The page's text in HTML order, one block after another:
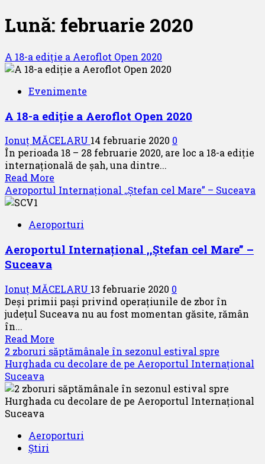
Lună: februarie 2020
A 18-a ediție a Aeroflot Open 2020
Evenimente
A 18-a ediție a Aeroflot Open 2020
Ionuț MĂCELARU 14 februarie 2020 0
În perioada 18 – 28 februarie 2020, are loc a 18-a ediție
internațională de șah, una dintre...
Read More
more
18-
ediție
Open
2020
Aeroportul Internațional ,,Ștefan cel Mare” – Suceava
Aeroporturi
Aeroportul Internațional ,,Ștefan cel Mare” –
Suceava
Ionuț MĂCELARU 13 februarie 2020 0
Deși primii pași privind operațiunile de zbor în
județul Suceava nu au fost momentan găsite, rămân
în...
Read More
more
about
Internațional
,,Ștefan
–
2 zboruri săptămânale în sezonul estival spre
Hurghada cu decolare de pe Aeroportul Internațional
Suceava
Aeroporturi
Știri